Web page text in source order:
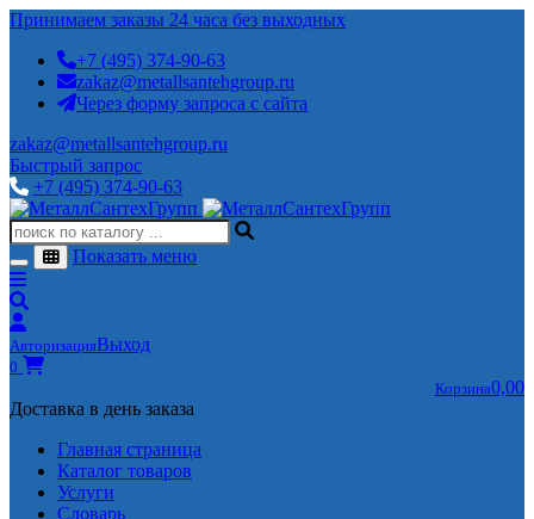
Принимаем заказы 24 часа без выходных
+7 (495) 374-90-63
zakaz@metallsantehgroup.ru
Через форму запроса с сайта
zakaz@metallsantehgroup.ru
Быстрый запрос
+7 (495) 374-90-63
Показать меню
АвторизацияВыход
0
Корзина0,00
Доставка в день заказа
Главная страница
Каталог товаров
Услуги
Словарь